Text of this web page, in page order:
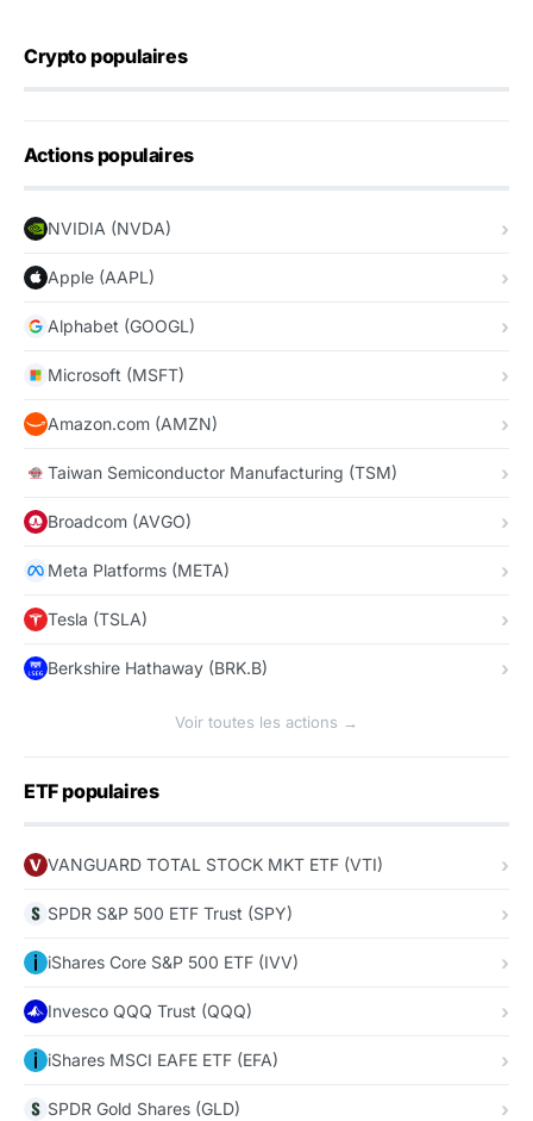
Crypto populaires
Actions populaires
NVIDIA (NVDA)
Apple (AAPL)
Alphabet (GOOGL)
Microsoft (MSFT)
Amazon.com (AMZN)
Taiwan Semiconductor Manufacturing (TSM)
Broadcom (AVGO)
Meta Platforms (META)
Tesla (TSLA)
Berkshire Hathaway (BRK.B)
Voir toutes les actions →
ETF populaires
VANGUARD TOTAL STOCK MKT ETF (VTI)
SPDR S&P 500 ETF Trust (SPY)
iShares Core S&P 500 ETF (IVV)
Invesco QQQ Trust (QQQ)
iShares MSCI EAFE ETF (EFA)
SPDR Gold Shares (GLD)